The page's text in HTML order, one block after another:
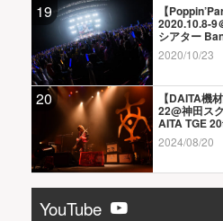
19 【
2020.10.8-9
シアター
2020/10/23
20 【DAITA機
22@神田ス
AITA TGE
2024/08/20
YouTube